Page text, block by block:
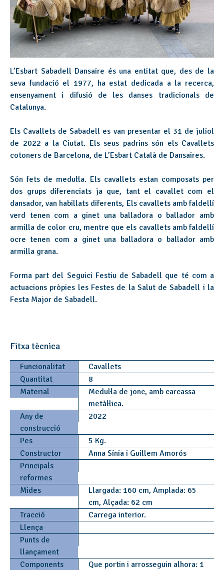
L’Esbart Sabadell Dansaire és una entitat que, des de la
seva fundació el 1977, ha estat dedicada a la recerca,
ensenyament i difusió de les danses tradicionals de
Catalunya.
Els Cavallets de Sabadell es van presentar el 31 de juliol
de 2022 a la Ciutat. Els seus padrins són els Cavallets
cotoners de Barcelona, de L’Esbart Català de Dansaires.
Són fets de medul·la. Els cavallets estan composats per
dos grups diferenciats ja que, tant el cavallet com el
dansador, van habillats diferents, Els cavallets amb faldellí
verd tenen com a ginet una balladora o ballador amb
armilla de color cru, mentre que els cavallets amb faldellí
ocre tenen com a ginet una balladora o ballador amb
armilla grana.
Forma part del Seguici Festiu de Sabadell que té com a
actuacions pròpies les Festes de la Salut de Sabadell i la
Festa Major de Sabadell.
Fitxa tècnica
Funcionalitat
Cavallets
Quantitat
8
Material
Medul·la de jonc, amb carcassa
metàl·lica.
Any de
construcció
2022
Pes
5 Kg.
Constructor
Anna Sínia i Guillem Amorós
Principals
reformes
Mides
Llargada: 160 cm, Amplada: 65
cm, Alçada: 62 cm
Tracció
Carrega interior.
Llença
Punts de
llançament
Components
Que portin i arrosseguin alhora: 1